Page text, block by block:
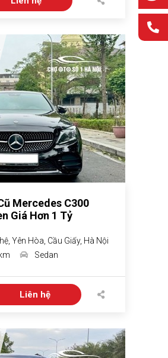
Mercedes C300
Giá Hơn 1 Tỷ
Yên Hòa, Cầu Giấy, Hà Nội
Sedan
Liên hệ